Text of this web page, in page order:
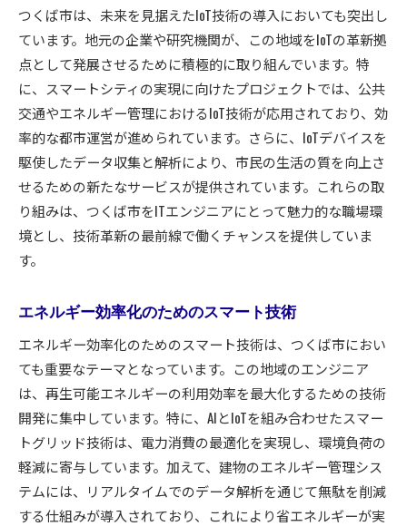
つくば市は、未来を見据えたIoT技術の導入においても突出し
ています。地元の企業や研究機関が、この地域をIoTの革新拠
点として発展させるために積極的に取り組んでいます。特
に、スマートシティの実現に向けたプロジェクトでは、公共
交通やエネルギー管理におけるIoT技術が応用されており、効
率的な都市運営が進められています。さらに、IoTデバイスを
駆使したデータ収集と解析により、市民の生活の質を向上さ
せるための新たなサービスが提供されています。これらの取
り組みは、つくば市をITエンジニアにとって魅力的な職場環
境とし、技術革新の最前線で働くチャンスを提供していま
す。
エネルギー効率化のためのスマート技術
エネルギー効率化のためのスマート技術は、つくば市におい
ても重要なテーマとなっています。この地域のエンジニア
は、再生可能エネルギーの利用効率を最大化するための技術
開発に集中しています。特に、AIとIoTを組み合わせたスマー
トグリッド技術は、電力消費の最適化を実現し、環境負荷の
軽減に寄与しています。加えて、建物のエネルギー管理シス
テムには、リアルタイムでのデータ解析を通じて無駄を削減
する仕組みが導入されており、これにより省エネルギーが実